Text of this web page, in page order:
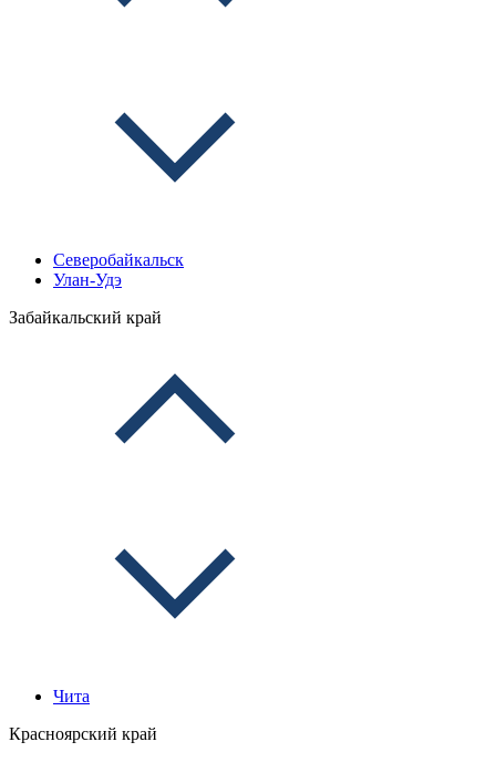
Северобайкальск
Улан-Удэ
Забайкальский край
Чита
Красноярский край